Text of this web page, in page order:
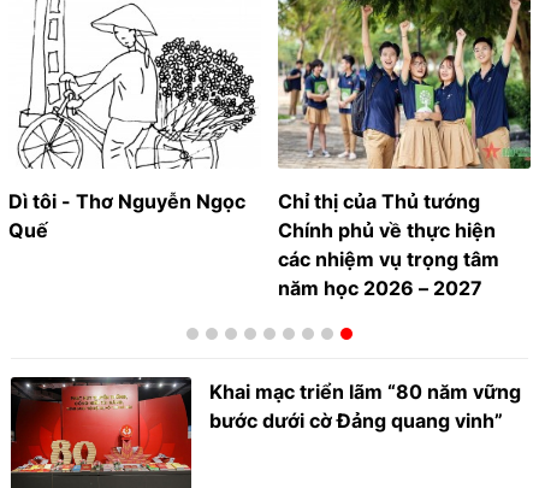
Dì tôi - Thơ Nguyễn Ngọc
Quế
Chỉ thị của Thủ tướng
Chính phủ về thực hiện
các nhiệm vụ trọng tâm
năm học 2026 – 2027
Khai mạc triển lãm “80 năm vững
bước dưới cờ Đảng quang vinh”